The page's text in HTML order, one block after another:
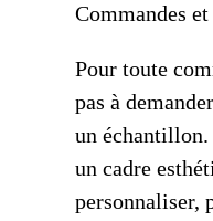
Commandes
Pour toute
pas à
un
un cadre
personnaliser,